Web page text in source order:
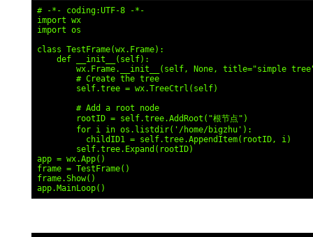
# -*- coding:UTF-8 -*-
import wx
import os
class TestFrame(wx.Frame):
    def __init__(self):
wx.Frame.__init__(self, None, title="simple
        # Create the tree
        self.tree = wx.TreeCtrl(self)
        # Add a root node
        rootID = self.tree.AddRoot("根节点")
        for i in os.listdir('/home/bigzhu'):
          childID1 = self.tree.AppendItem(rootID, i)
        self.tree.Expand(rootID)
app = wx.App()
frame = TestFrame()
frame.Show()
app.MainLoop()